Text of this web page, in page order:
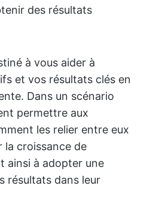
des résultats
à vous aider à
et vos résultats clés en
Dans un scénario
permettre aux
les relier entre eux
la croissance de
ainsi à adopter une
résultats dans leur